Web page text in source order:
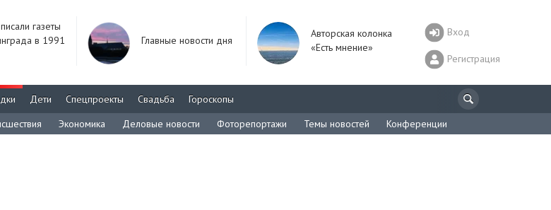
газеты
в 1991
Главные новости дня
Авторская колонка
«Есть мнение»
Вход
Регистрация
Дети Спецпроекты Свадьба
Гороскопы
Экономика Деловые новости Фоторепортажи Темы новостей Конференции